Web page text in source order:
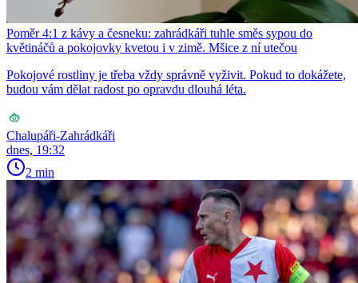
Poměr 4:1 z kávy a česneku: zahrádkáři tuhle směs sypou do
květináčů a pokojovky kvetou i v zimě. Mšice z ní utečou
Pokojové rostliny je třeba vždy správně vyživit. Pokud to dokážete,
budou vám dělat radost po opravdu dlouhá léta.
Chalupáři-Zahrádkáři
dnes, 19:32
2 min